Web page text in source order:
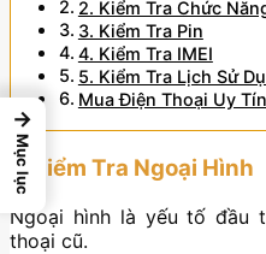
2. Kiểm Tra Chức
3. Kiểm Tra Pin
4. Kiểm Tra IMEI
5. Kiểm Tra Lịch Sử
Mua Điện Thoại Uy
1. Kiểm Tra Ngoại Hình
Ngoại hình là yếu tố đầu
thoại cũ.
→
Mục lục